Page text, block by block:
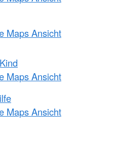
Maps Ansicht
Maps Ansicht
Maps Ansicht